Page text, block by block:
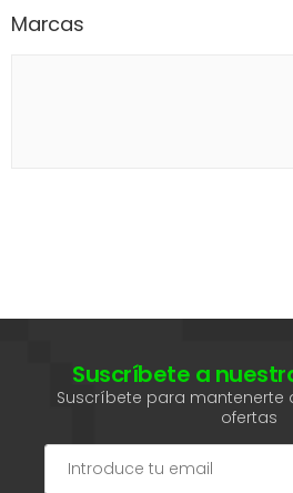
Marcas
Suscríbete a
Suscríbete para mantenerte
ofertas